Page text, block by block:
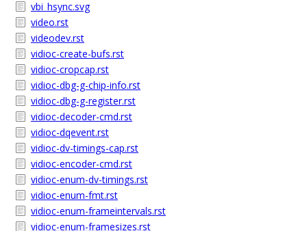
vbi_hsync.svg
video.rst
videodev.rst
vidioc-create-bufs.rst
vidioc-cropcap.rst
vidioc-dbg-g-chip-info.rst
vidioc-dbg-g-register.rst
vidioc-decoder-cmd.rst
vidioc-dqevent.rst
vidioc-dv-timings-cap.rst
vidioc-encoder-cmd.rst
vidioc-enum-dv-timings.rst
vidioc-enum-fmt.rst
vidioc-enum-frameintervals.rst
vidioc-enum-framesizes.rst